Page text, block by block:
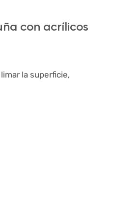
con acrílicos
la superficie,